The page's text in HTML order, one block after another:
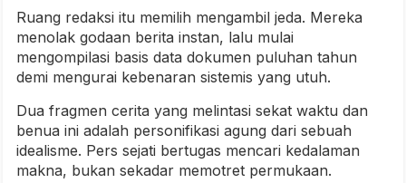
Ruang redaksi itu memilih mengambil jeda. Mereka
menolak godaan berita instan, lalu mulai
mengompilasi basis data dokumen puluhan tahun
demi mengurai kebenaran sistemis yang utuh.
Dua fragmen cerita yang melintasi sekat waktu dan
benua ini adalah personifikasi agung dari sebuah
idealisme. Pers sejati bertugas mencari kedalaman
makna, bukan sekadar memotret permukaan.